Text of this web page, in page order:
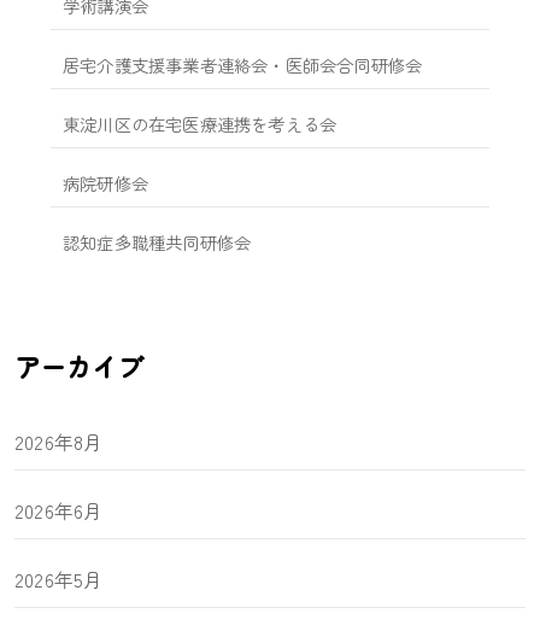
学術講演会
居宅介護支援事業者連絡会・医師会合同研修会
東淀川区の在宅医療連携を考える会
病院研修会
認知症多職種共同研修会
アーカイブ
2026年8月
2026年6月
2026年5月